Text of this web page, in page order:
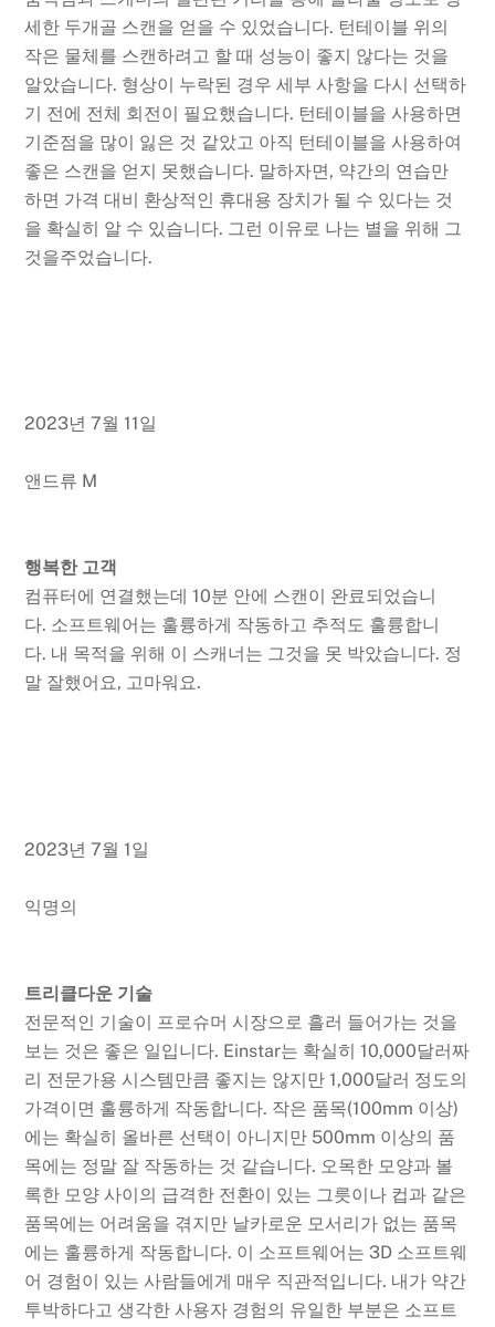
세한 두개골 스캔을 얻을 수 있었습니다. 턴테이블 위의
작은 물체를 스캔하려고 할 때 성능이 좋지 않다는 것을
알았습니다. 형상이 누락된 경우 세부 사항을 다시 선택하
기 전에 전체 회전이 필요했습니다. 턴테이블을 사용하면
기준점을 많이 잃은 것 같았고 아직 턴테이블을 사용하여
좋은 스캔을 얻지 못했습니다. 말하자면, 약간의 연습만
하면 가격 대비 환상적인 휴대용 장치가 될 수 있다는 것
을 확실히 알 수 있습니다. 그런 이유로 나는 별을 위해 그
것을주었습니다.
2023년 7월 11일
앤드류 M
행복한 고객
컴퓨터에 연결했는데 10분 안에 스캔이 완료되었습니
다. 소프트웨어는 훌륭하게 작동하고 추적도 훌륭합니
다. 내 목적을 위해 이 스캐너는 그것을 못 박았습니다. 정
말 잘했어요, 고마워요.
2023년 7월 1일
익명의
트리클다운 기술
전문적인 기술이 프로슈머 시장으로 흘러 들어가는 것을
보는 것은 좋은 일입니다. Einstar는 확실히 10,000달러짜
리 전문가용 시스템만큼 좋지는 않지만 1,000달러 정도의
가격이면 훌륭하게 작동합니다. 작은 품목(100mm 이상)
에는 확실히 올바른 선택이 아니지만 500mm 이상의 품
목에는 정말 잘 작동하는 것 같습니다. 오목한 모양과 볼
록한 모양 사이의 급격한 전환이 있는 그릇이나 컵과 같은
품목에는 어려움을 겪지만 날카로운 모서리가 없는 품목
에는 훌륭하게 작동합니다. 이 소프트웨어는 3D 소프트웨
어 경험이 있는 사람들에게 매우 직관적입니다. 내가 약간
투박하다고 생각한 사용자 경험의 유일한 부분은 소프트